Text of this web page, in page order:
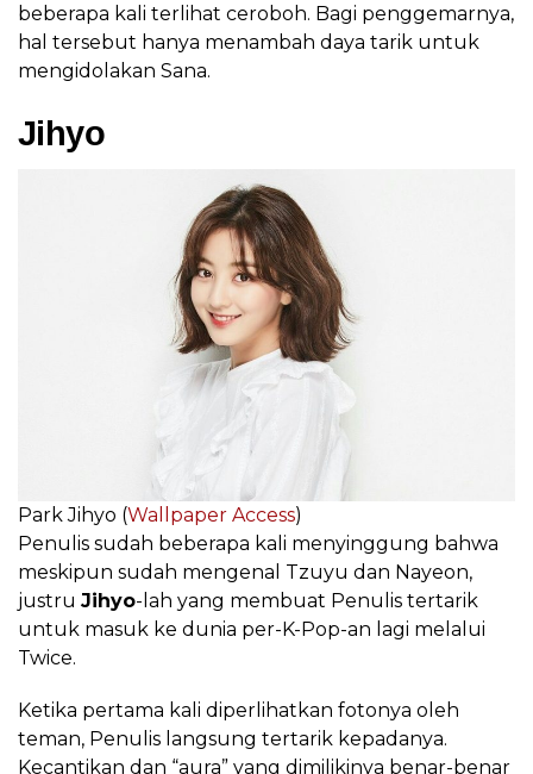
beberapa kali terlihat ceroboh. Bagi penggemarnya,
hal tersebut hanya menambah daya tarik untuk
mengidolakan Sana.
Jihyo
Park Jihyo (Wallpaper Access)
Penulis sudah beberapa kali menyinggung bahwa
meskipun sudah mengenal Tzuyu dan Nayeon,
justru Jihyo-lah yang membuat Penulis tertarik
untuk masuk ke dunia per-K-Pop-an lagi melalui
Twice.
Ketika pertama kali diperlihatkan fotonya oleh
teman, Penulis langsung tertarik kepadanya.
Kecantikan dan “aura” yang dimilikinya benar-benar